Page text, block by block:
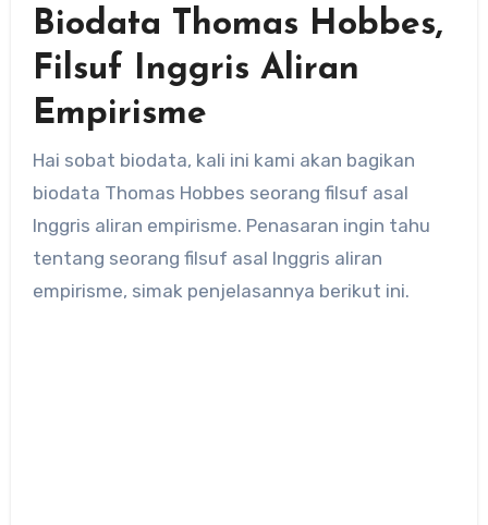
Biodata Thomas Hobbes,
Filsuf Inggris Aliran
Empirisme
Hai sobat biodata, kali ini kami akan bagikan
biodata Thomas Hobbes seorang filsuf asal
Inggris aliran empirisme. Penasaran ingin tahu
tentang seorang filsuf asal Inggris aliran
empirisme, simak penjelasannya berikut ini.